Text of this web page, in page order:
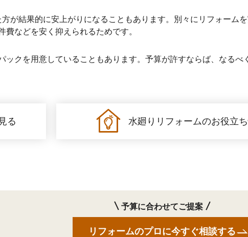
が結果的に安上がりになることもあります。別々にリフォーム
などを安く抑えられるためです。
ックを用意していることもあります。予算が許すならば、なるべ
る 水廻りリフォームのお役立
予算に合わせてご提案
リフォームのプロに今すぐ相談する